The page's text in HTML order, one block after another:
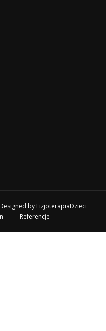
Designed by FizjoterapiaDzieci
Referencje